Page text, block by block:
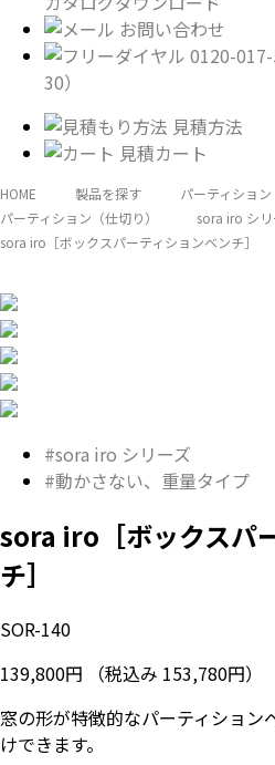
お問い合わせ
0120-
30）
見積方法
見積カート
HOME 製品を探す
パーティション
パーティション（仕切り）
sora iro シ
sora iro［ボックスパーティションベンチ］
#sora iro シリーズ
#動かさない、重量タイプ
sora iro［ボックスパ
チ］
SOR-140
139,800円
（税込み 153,780円）
窓の形が特徴的なパーティション
けできます。